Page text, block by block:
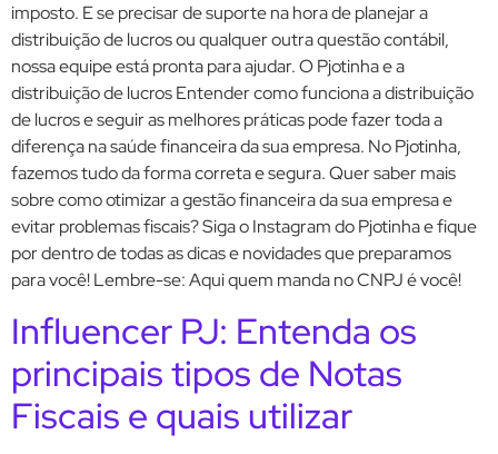
imposto. E se precisar de suporte na hora de planejar a
distribuição de lucros ou qualquer outra questão contábil,
nossa equipe está pronta para ajudar. O Pjotinha e a
distribuição de lucros Entender como funciona a distribuição
de lucros e seguir as melhores práticas pode fazer toda a
diferença na saúde financeira da sua empresa. No Pjotinha,
fazemos tudo da forma correta e segura. Quer saber mais
sobre como otimizar a gestão financeira da sua empresa e
evitar problemas fiscais? Siga o Instagram do Pjotinha e fique
por dentro de todas as dicas e novidades que preparamos
para você! Lembre-se: Aqui quem manda no CNPJ é você!
Influencer PJ: Entenda os
principais tipos de Notas
Fiscais e quais utilizar